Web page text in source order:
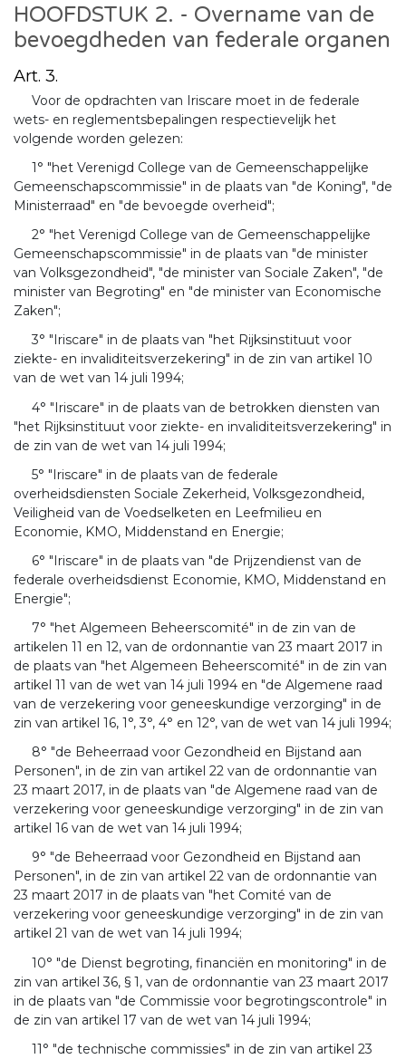
HOOFDSTUK 2. - Overname van de
bevoegdheden van federale organen
Art. 3.
Voor de opdrachten van Iriscare moet in de federale
wets- en reglementsbepalingen respectievelijk het
volgende worden gelezen:
1° "het Verenigd College van de Gemeenschappelijke
Gemeenschapscommissie" in de plaats van "de Koning", "de
Ministerraad" en "de bevoegde overheid";
2° "het Verenigd College van de Gemeenschappelijke
Gemeenschapscommissie" in de plaats van "de minister
van Volksgezondheid", "de minister van Sociale Zaken", "de
minister van Begroting" en "de minister van Economische
Zaken";
3° "Iriscare" in de plaats van "het Rijksinstituut voor
ziekte- en invaliditeitsverzekering" in de zin van artikel 10
van de wet van 14 juli 1994;
4° "Iriscare" in de plaats van de betrokken diensten van
"het Rijksinstituut voor ziekte- en invaliditeitsverzekering" in
de zin van de wet van 14 juli 1994;
5° "Iriscare" in de plaats van de federale
overheidsdiensten Sociale Zekerheid, Volksgezondheid,
Veiligheid van de Voedselketen en Leefmilieu en
Economie, KMO, Middenstand en Energie;
6° "Iriscare" in de plaats van "de Prijzendienst van de
federale overheidsdienst Economie, KMO, Middenstand en
Energie";
7° "het Algemeen Beheerscomité" in de zin van de
artikelen 11 en 12, van de ordonnantie van 23 maart 2017 in
de plaats van "het Algemeen Beheerscomité" in de zin van
artikel 11 van de wet van 14 juli 1994 en "de Algemene raad
van de verzekering voor geneeskundige verzorging" in de
zin van artikel 16, 1°, 3°, 4° en 12°, van de wet van 14 juli 1994;
8° "de Beheerraad voor Gezondheid en Bijstand aan
Personen", in de zin van artikel 22 van de ordonnantie van
23 maart 2017, in de plaats van "de Algemene raad van de
verzekering voor geneeskundige verzorging" in de zin van
artikel 16 van de wet van 14 juli 1994;
9° "de Beheerraad voor Gezondheid en Bijstand aan
Personen", in de zin van artikel 22 van de ordonnantie van
23 maart 2017 in de plaats van "het Comité van de
verzekering voor geneeskundige verzorging" in de zin van
artikel 21 van de wet van 14 juli 1994;
10° "de Dienst begroting, financiën en monitoring" in de
zin van artikel 36, § 1, van de ordonnantie van 23 maart 2017
in de plaats van "de Commissie voor begrotingscontrole" in
de zin van artikel 17 van de wet van 14 juli 1994;
11° "de technische commissies" in de zin van artikel 23